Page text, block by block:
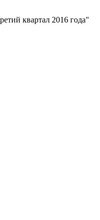
квартал 2016 года"